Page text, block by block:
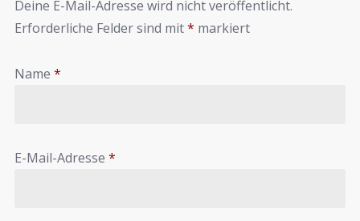
Deine E-Mail-Adresse wird nicht veröffentlicht.
Erforderliche Felder sind mit* markiert
Name *
E-Mail-Adresse *